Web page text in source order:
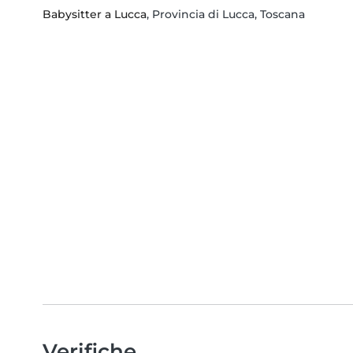
Babysitter a Lucca, Provincia di Lucca, Toscana